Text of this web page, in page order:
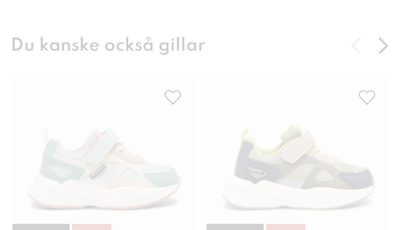
Du kanske också gillar